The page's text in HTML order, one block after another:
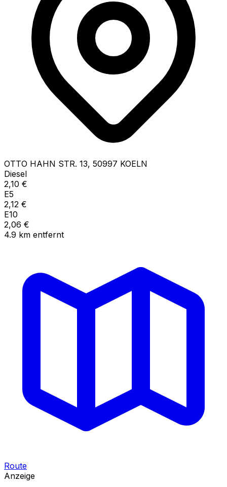
OTTO HAHN STR. 13, 50997 KOELN
Diesel
2,10 €
E5
2,12 €
E10
2,06 €
4.9 km entfernt
Route
Anzeige